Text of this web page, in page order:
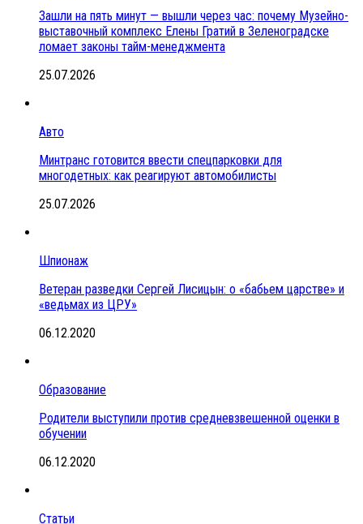
Зашли на пять минут — вышли через час: почему Музейно-
выставочный комплекс Елены Гратий в Зеленоградске
ломает законы тайм-менеджмента
25.07.2026
Авто
Минтранс готовится ввести спецпарковки для
многодетных: как реагируют автомобилисты
25.07.2026
Шпионаж
Ветеран разведки Сергей Лисицын: о «бабьем царстве» и
«ведьмах из ЦРУ»
06.12.2020
Образование
Родители выступили против средневзвешенной оценки в
обучении
06.12.2020
Статьи